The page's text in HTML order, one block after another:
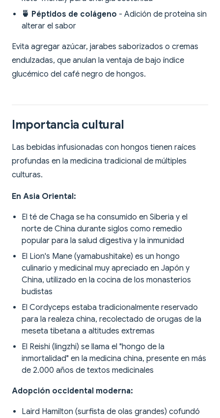
🍵 Péptidos de colágeno - Adición de proteína sin
alterar el sabor
Evita agregar azúcar, jarabes saborizados o cremas
endulzadas, que anulan la ventaja de bajo índice
glucémico del café negro de hongos.
Importancia cultural
Las bebidas infusionadas con hongos tienen raíces
profundas en la medicina tradicional de múltiples
culturas.
En Asia Oriental:
El té de Chaga se ha consumido en Siberia y el
norte de China durante siglos como remedio
popular para la salud digestiva y la inmunidad
El Lion's Mane (yamabushitake) es un hongo
culinario y medicinal muy apreciado en Japón y
China, utilizado en la cocina de los monasterios
budistas
El Cordyceps estaba tradicionalmente reservado
para la realeza china, recolectado de orugas de la
meseta tibetana a altitudes extremas
El Reishi (lingzhi) se llama el "hongo de la
inmortalidad" en la medicina china, presente en más
de 2.000 años de textos medicinales
Adopción occidental moderna:
Laird Hamilton (surfista de olas grandes) cofundó